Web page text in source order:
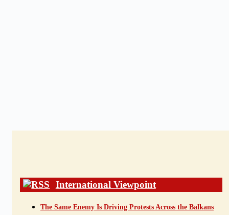
International Viewpoint
The Same Enemy Is Driving Protests Across the Balkans